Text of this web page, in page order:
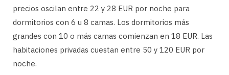
precios oscilan entre 22 y 28 EUR por noche para
dormitorios con 6 u 8 camas. Los dormitorios más
grandes con 10 o más camas comienzan en 18 EUR. Las
habitaciones privadas cuestan entre 50 y 120 EUR por
noche.